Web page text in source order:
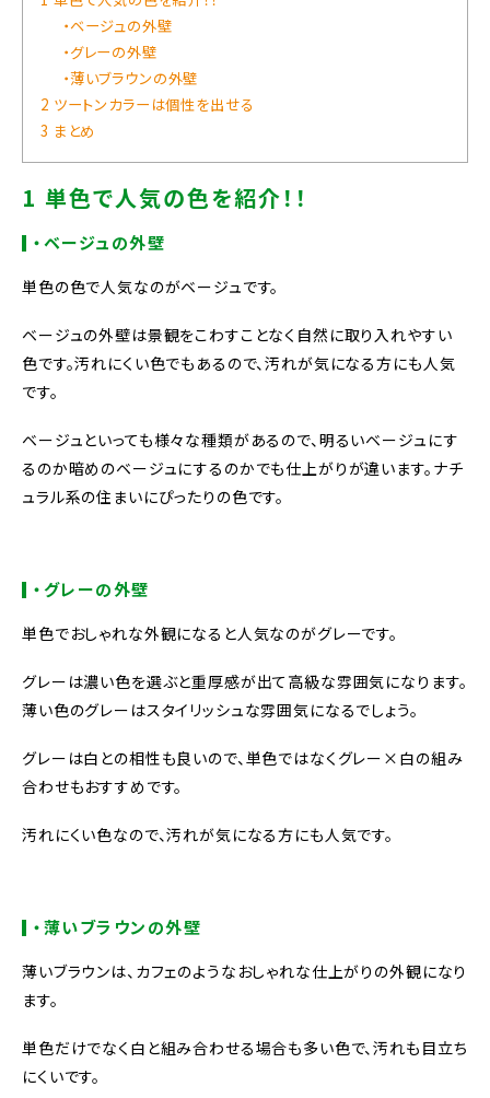
・ベージュの外壁
・グレーの外壁
・薄いブラウンの外壁
2 ツートンカラーは個性を出せる
3 まとめ
1 単色で人気の色を紹介！！
・ベージュの外壁
単色の色で人気なのがベージュです。
ベージュの外壁は景観をこわすことなく自然に取り入れやすい
色です。汚れにくい色でもあるので、汚れが気になる方にも人気
です。
ベージュといっても様々な種類があるので、明るいベージュにす
るのか暗めのベージュにするのかでも仕上がりが違います。ナチ
ュラル系の住まいにぴったりの色です。
・グレーの外壁
単色でおしゃれな外観になると人気なのがグレーです。
グレーは濃い色を選ぶと重厚感が出て高級な雰囲気になります。
薄い色のグレーはスタイリッシュな雰囲気になるでしょう。
グレーは白との相性も良いので、単色ではなくグレー×白の組み
合わせもおすすめです。
汚れにくい色なので、汚れが気になる方にも人気です。
・薄いブラウンの外壁
薄いブラウンは、カフェのようなおしゃれな仕上がりの外観になり
ます。
単色だけでなく白と組み合わせる場合も多い色で、汚れも目立ち
にくいです。